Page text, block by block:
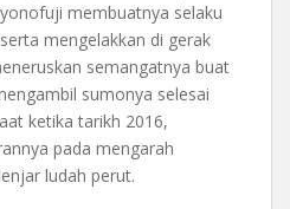
membuatnya selaku
mengelakkan di gerak
semangatnya buat
sumonya selesai
ketika tarikh 2016,
pada mengarah
ludah perut.